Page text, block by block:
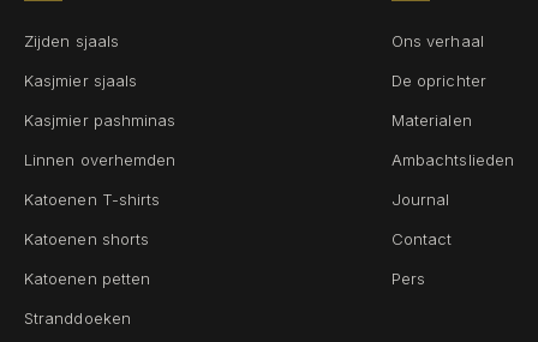
Zijden sjaals
Kasjmier sjaals
Kasjmier pashminas
Linnen overhemden
Katoenen T-shirts
Katoenen shorts
Katoenen petten
Stranddoeken
Ons verhaal
De oprichter
Materialen
Ambachtslieden
Journal
Contact
Pers